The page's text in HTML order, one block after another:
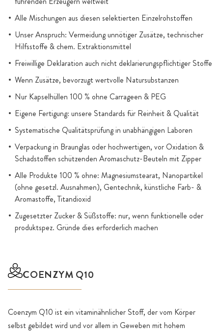
Alle Mischungen aus diesen selektierten Einzelrohstoffen
Unser Anspruch: Vermeidung unnötiger Zusätze, technischer
Hilfsstoffe & chem. Extraktionsmittel
Freiwillige Deklaration auch nicht deklarierungspflichtiger Stoffe
Wenn Zusätze, bevorzugt wertvolle Natursubstanzen
Nur Kapselhüllen 100 % ohne Carrageen & PEG
Eigene Fertigung: unsere Standards für Reinheit & Qualität
Systematische Qualitätsprüfung in unabhängigen Laboren
Verpackung in Braunglas oder hochwertigen, vor Oxidation &
Schadstoffen schützenden Aromaschutz-Beuteln mit Zipper
Alle Produkte 100 % ohne: Magnesiumstearat, Nanopartikel
(ohne gesetzl. Ausnahmen), Gentechnik, künstliche Farb- &
Aromastoffe, Titandioxid
Zugesetzter Zucker & Süßstoffe: nur, wenn funktionelle oder
produktspez. Gründe dies erforderlich machen
COENZYM Q10
Coenzym Q10 ist ein vitaminähnlicher Stoff, der vom Körper
selbst gebildet wird und vor allem in Geweben mit hohem